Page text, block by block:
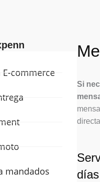
commerce
mandados
Si
días